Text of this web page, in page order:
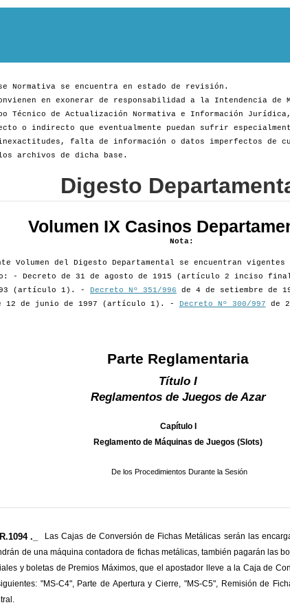
Normativa se encuentra en estado de revisión.
en exonerar de responsabilidad a la Intendencia de
Técnico de Actualización Normativa e Información
o indirecto que eventualmente puedan sufrir
falta de información o datos imperfectos de
archivos de dicha base.
Digesto
Volumen IX Casinos
Nota:
Volumen del Digesto Departamental se encuentran
- Decreto de 31 de agosto de 1915 (artículo 2 inciso
(artículo 1). - Decreto Nº 351/996 de 4 de setiembre de
12 de junio de 1997 (artículo 1). - Decreto Nº 300/997 de
Parte Reglamentaria
Título I
Reglamentos de Juegos de Azar
Capítulo I
Reglamento de Máquinas de Juegos (Slots)
De los Procedimientos Durante la Sesión
._
Las Cajas de Conversión de Fichas Metálicas serán las
de una máquina contadora de fichas metálicas, también pagarán las
y boletas de Premios Máximos, que el apostador lleve a la Caja de
"MS-C4", Parte de Apertura y Cierre, "MS-C5", Remisión de